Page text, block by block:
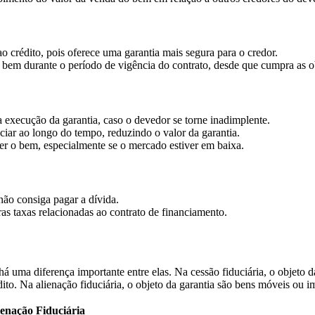
crédito, pois oferece uma garantia mais segura para o credor.
durante o período de vigência do contrato, desde que cumpra as
da garantia, caso o devedor se torne inadimplente.
ao longo do tempo, reduzindo o valor da garantia.
bem, especialmente se o mercado estiver em baixa.
consiga pagar a dívida.
taxas relacionadas ao contrato de financiamento.
uma diferença importante entre elas. Na cessão fiduciária, o
Na alienação fiduciária, o objeto da garantia são bens móveis ou
Fiduciária